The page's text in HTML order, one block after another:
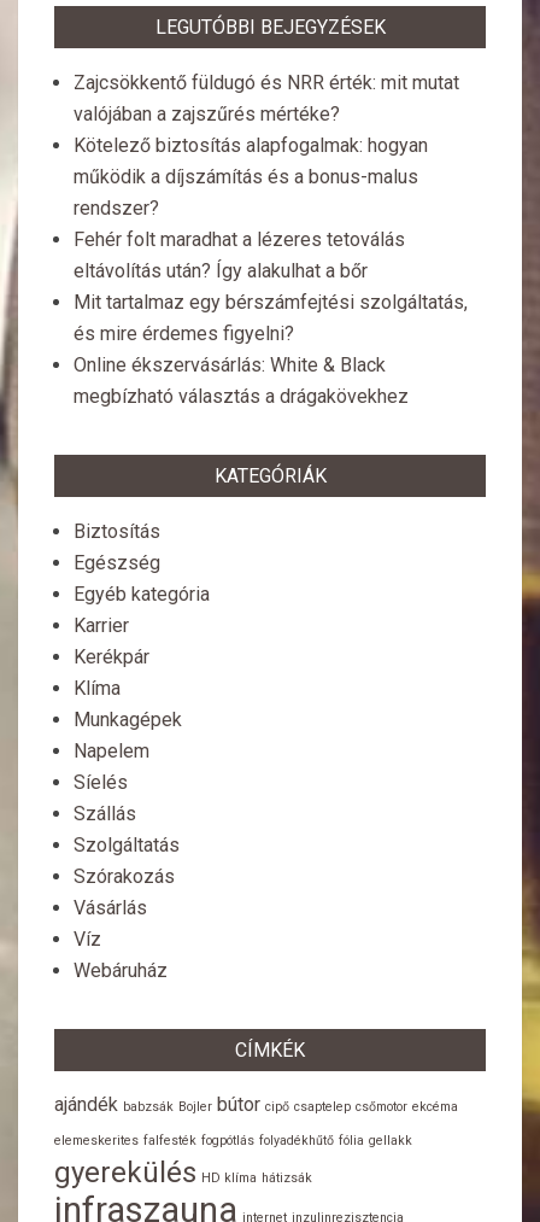
LEGUTÓBBI BEJEGYZÉSEK
Zajcsökkentő füldugó és NRR érték: mit mutat
valójában a zajszűrés mértéke?
Kötelező biztosítás alapfogalmak: hogyan
működik a díjszámítás és a bonus-malus
rendszer?
Fehér folt maradhat a lézeres tetoválás
eltávolítás után? Így alakulhat a bőr
Mit tartalmaz egy bérszámfejtési szolgáltatás,
és mire érdemes figyelni?
Online ékszervásárlás: White & Black
megbízható választás a drágakövekhez
KATEGÓRIÁK
Biztosítás
Egészség
Egyéb kategória
Karrier
Kerékpár
Klíma
Munkagépek
Napelem
Síelés
Szállás
Szolgáltatás
Szórakozás
Vásárlás
Víz
Webáruház
CÍMKÉK
ajándék babzsák Bojler bútor cipő csaptelep csőmotor ekcéma
elemeskerites falfesték fogpótlás folyadékhűtő fólia gellakk
gyerekülés HD klíma hátizsák
infraszauna internet inzulinrezisztencia